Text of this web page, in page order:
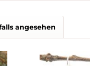
angesehen